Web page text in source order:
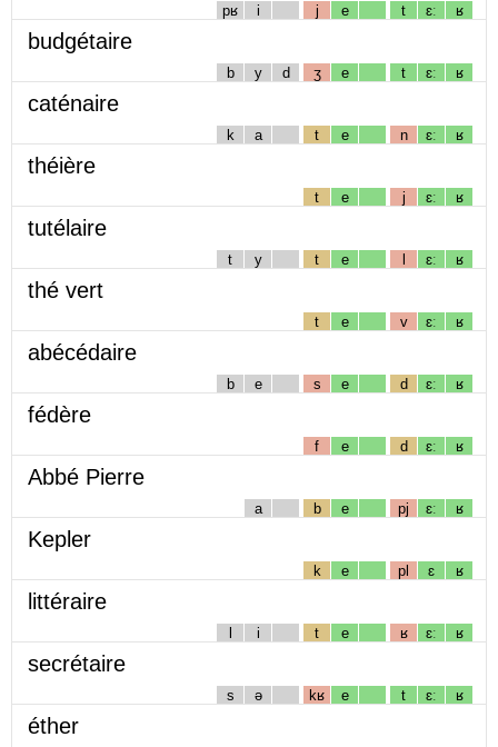
pʁ i j e t ɛː ʁ
budgétaire
b y d ʒ e t ɛː ʁ
caténaire
k a t e n ɛː ʁ
théière
t e j ɛː ʁ
tutélaire
t y t e l ɛː ʁ
thé vert
t e v ɛː ʁ
abécédaire
b e s e d ɛː ʁ
fédère
f e d ɛː ʁ
Abbé Pierre
a b e pj ɛː ʁ
Kepler
k e pl ɛ ʁ
littéraire
l i t e ʁ ɛː ʁ
secrétaire
s ə kʁ e t ɛː ʁ
éther